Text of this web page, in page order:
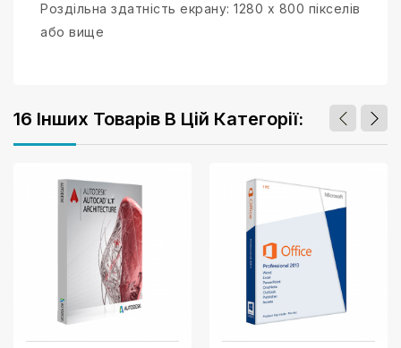
Роздільна здатність екрану: 1280 x 800 пікселів
або вище
16 Інших Товарів В Цій Категорії: